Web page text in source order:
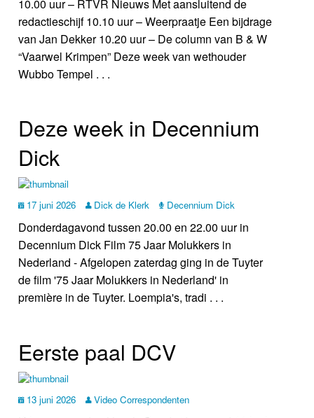
10.00 uur – RTVR Nieuws Met aansluitend de
redactieschijf 10.10 uur – Weerpraatje Een bijdrage
van Jan Dekker 10.20 uur – De column van B & W
“Vaarwel Krimpen” Deze week van wethouder
Wubbo Tempel . . .
Deze week in Decennium
Dick
17 juni 2026 Dick de Klerk Decennium Dick
Donderdagavond tussen 20.00 en 22.00 uur in
Decennium Dick Film 75 Jaar Molukkers in
Nederland - Afgelopen zaterdag ging in de Tuyter
de film '75 Jaar Molukkers in Nederland' in
première in de Tuyter. Loempia's, tradi . . .
Eerste paal DCV
13 juni 2026 Video Correspondenten